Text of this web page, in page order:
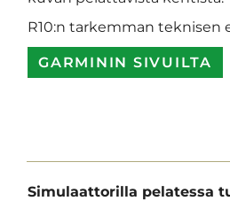
R10:n tarkemman teknisen
GARMININ SIVUILTA
Simulaattorilla pelatessa